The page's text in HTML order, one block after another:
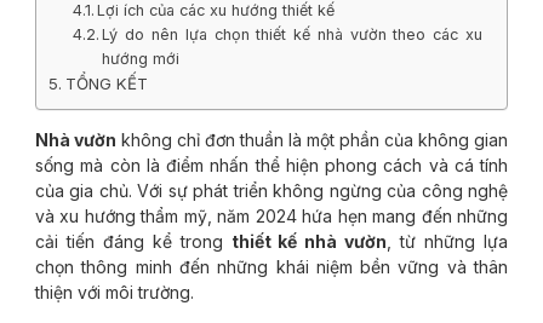
Lợi ích của các xu hướng thiết kế
Lý do nên lựa chọn thiết kế nhà vườn theo các xu
hướng mới
TỔNG KẾT
Nhà vườn không chỉ đơn thuần là một phần của không gian
sống mà còn là điểm nhấn thể hiện phong cách và cá tính
của gia chủ. Với sự phát triển không ngừng của công nghệ
và xu hướng thẩm mỹ, năm 2024 hứa hẹn mang đến những
cải tiến đáng kể trong thiết kế nhà vườn , từ những lựa
chọn thông minh đến những khái niệm bền vững và thân
thiện với môi trường.